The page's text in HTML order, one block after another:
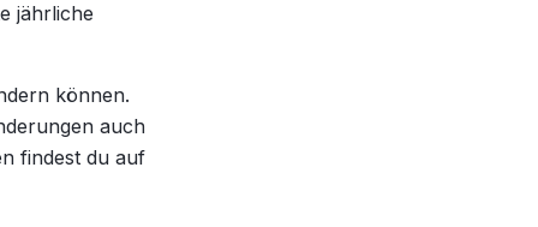
jährliche
können.
auch
findest du auf